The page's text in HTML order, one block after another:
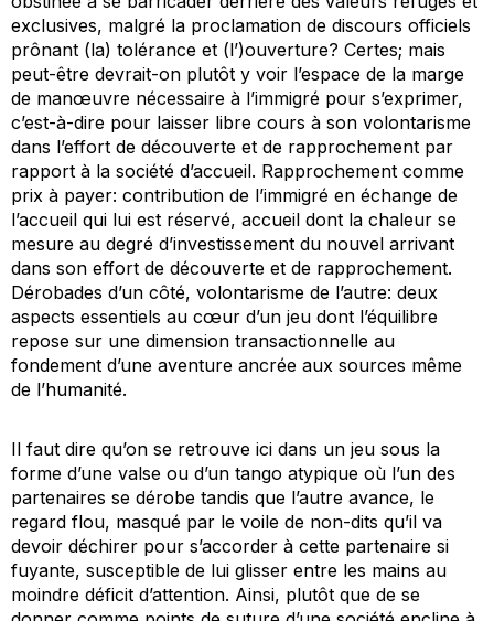
exclusives, malgré la proclamation de discours officiels
prônant (la) tolérance et (l’)ouverture? Certes; mais
peut-être devrait-on plutôt y voir l’espace de la marge
de manœuvre nécessaire à l’immigré pour s’exprimer,
c’est-à-dire pour laisser libre cours à son volontarisme
dans l’effort de découverte et de rapprochement par
rapport à la société d’accueil. Rapprochement comme
prix à payer: contribution de l’immigré en échange de
l’accueil qui lui est réservé, accueil dont la chaleur se
mesure au degré d’investissement du nouvel arrivant
dans son effort de découverte et de rapprochement.
Dérobades d’un côté, volontarisme de l’autre: deux
aspects essentiels au cœur d’un jeu dont l’équilibre
repose sur une dimension transactionnelle au
fondement d’une aventure ancrée aux sources même
de l’humanité.
Il faut dire qu’on se retrouve ici dans un jeu sous la
forme d’une valse ou d’un tango atypique où l’un des
partenaires se dérobe tandis que l’autre avance, le
regard flou, masqué par le voile de non-dits qu’il va
devoir déchirer pour s’accorder à cette partenaire si
fuyante, susceptible de lui glisser entre les mains au
moindre déficit d’attention. Ainsi, plutôt que de se